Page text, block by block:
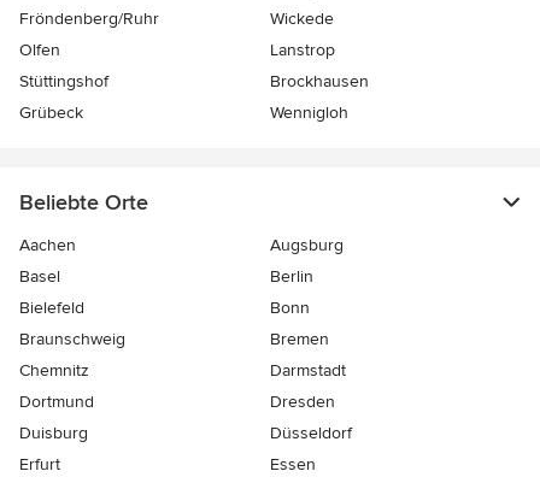
Fröndenberg/Ruhr
Wickede
Olfen
Lanstrop
Stüttingshof
Brockhausen
Grübeck
Wennigloh
Beliebte Orte
Aachen
Augsburg
Basel
Berlin
Bielefeld
Bonn
Braunschweig
Bremen
Chemnitz
Darmstadt
Dortmund
Dresden
Duisburg
Düsseldorf
Erfurt
Essen